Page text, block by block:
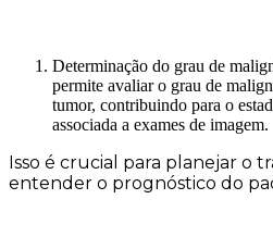
Determinação do grau de
permite avaliar o grau de
tumor, contribuindo para o
associada a exames de imagem.
Isso é crucial para planejar o
entender o prognóstico do